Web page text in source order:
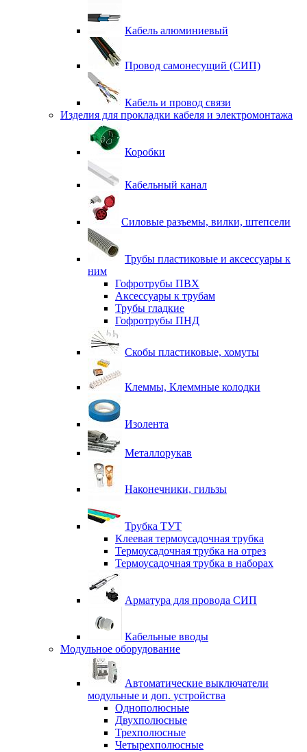
Кабель алюминиевый
Провод самонесущий (СИП)
Кабель и провод связи
Изделия для прокладки кабеля и электромонтажа
Коробки
Кабельный канал
Силовые разъемы, вилки, штепсели
Трубы пластиковые и аксессуары к
ним
Гофротрубы ПВХ
Аксессуары к трубам
Трубы гладкие
Гофротрубы ПНД
Скобы пластиковые, хомуты
Клеммы, Клеммные колодки
Изолента
Металлорукав
Наконечники, гильзы
Трубка ТУТ
Клеевая термоусадочная трубка
Термоусадочная трубка на отрез
Термоусадочная трубка в наборах
Арматура для провода СИП
Кабельные вводы
Модульное оборудование
Автоматические выключатели
модульные и доп. устройства
Однополюсные
Двухполюсные
Трехполюсные
Четырехполюсные